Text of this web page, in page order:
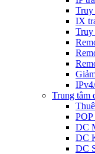
Truy
IX
Truy
Trung tâm
DC
DC
DC